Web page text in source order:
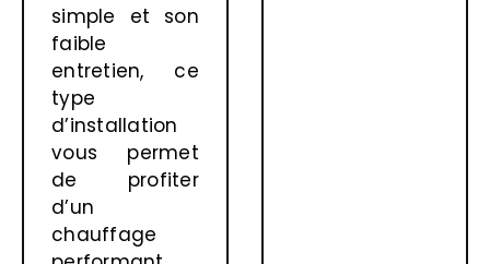
simple et son
faible
entretien, ce
type
d’installation
vous permet
de profiter
d’un
chauffage